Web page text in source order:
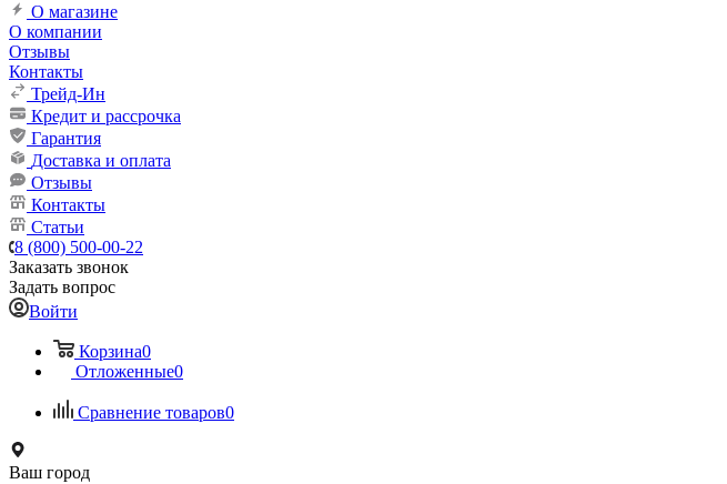
О магазине
О компании
Отзывы
Контакты
Трейд-Ин
Кредит и рассрочка
Гарантия
Доставка и оплата
Отзывы
Контакты
Статьи
8 (800) 500-00-22
Заказать звонок
Задать вопрос
Войти
Корзина0
Отложенные0
Сравнение товаров0
Ваш город